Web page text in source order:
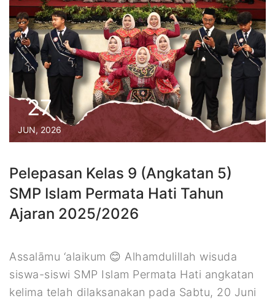
27
JUN, 2026
Pelepasan Kelas 9 (Angkatan 5)
SMP Islam Permata Hati Tahun
Ajaran 2025/2026
Assalāmu ‘alaikum 😊 Alhamdulillah wisuda
siswa-siswi SMP Islam Permata Hati angkatan
kelima telah dilaksanakan pada Sabtu, 20 Juni